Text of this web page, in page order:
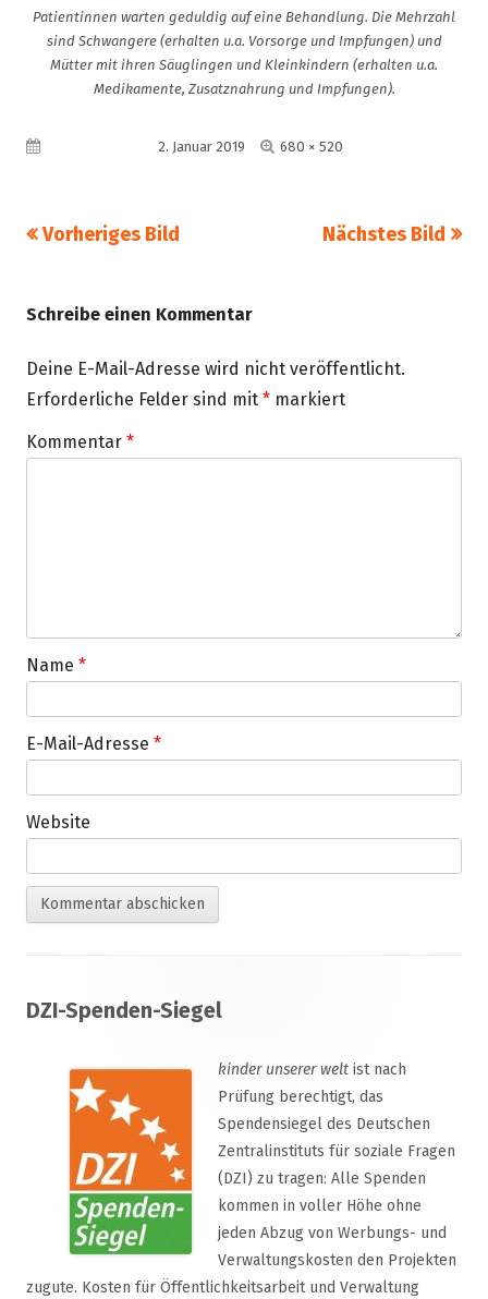
Patientinnen warten geduldig auf eine Behandlung. Die Mehrzahl
sind Schwangere (erhalten u.a. Vorsorge und Impfungen) und
Mütter mit ihren Säuglingen und Kleinkindern (erhalten u.a.
Medikamente, Zusatznahrung und Impfungen).
Veröffentlicht am2. Januar 2019 Volle
680 × 520
Vorheriges Bild Nächstes Bild
Schreibe einen Kommentar
Deine E-Mail-Adresse wird nicht veröffentlicht.
Erforderliche Felder sind mit * markiert
Kommentar *
Name *
E-Mail-Adresse *
Website
Inhalt
DZI-Spenden-Siegel
kinder unserer welt ist nach
Prüfung berechtigt, das
Spendensiegel des Deutschen
Zentralinstituts für soziale Fragen
(DZI) zu tragen: Alle Spenden
kommen in voller Höhe ohne
jeden Abzug von Werbungs- und
Verwaltungskosten den Projekten
zugute. Kosten für Öffentlichkeitsarbeit und Verwaltung